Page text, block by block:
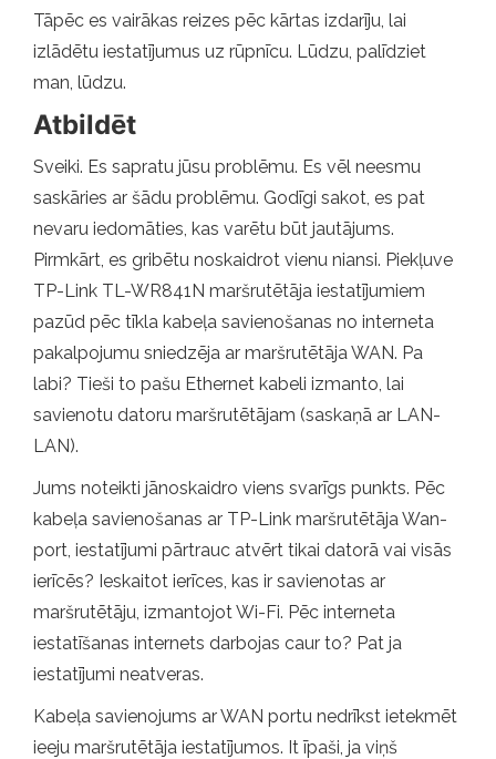
Tāpēc es vairākas reizes pēc kārtas izdarīju, lai
izlādētu iestatījumus uz rūpnīcu. Lūdzu, palīdziet
man, lūdzu.
Atbildēt
Sveiki. Es sapratu jūsu problēmu. Es vēl neesmu
saskāries ar šādu problēmu. Godīgi sakot, es pat
nevaru iedomāties, kas varētu būt jautājums.
Pirmkārt, es gribētu noskaidrot vienu niansi. Piekļuve
TP-Link TL-WR841N maršrutētāja iestatījumiem
pazūd pēc tīkla kabeļa savienošanas no interneta
pakalpojumu sniedzēja ar maršrutētāja WAN. Pa
labi? Tieši to pašu Ethernet kabeli izmanto, lai
savienotu datoru maršrutētājam (saskaņā ar LAN-
LAN).
Jums noteikti jānoskaidro viens svarīgs punkts. Pēc
kabeļa savienošanas ar TP-Link maršrutētāja Wan-
port, iestatījumi pārtrauc atvērt tikai datorā vai visās
ierīcēs? Ieskaitot ierīces, kas ir savienotas ar
maršrutētāju, izmantojot Wi-Fi. Pēc interneta
iestatīšanas internets darbojas caur to? Pat ja
iestatījumi neatveras.
Kabeļa savienojums ar WAN portu nedrīkst ietekmēt
ieeju maršrutētāja iestatījumos. It īpaši, ja viņš